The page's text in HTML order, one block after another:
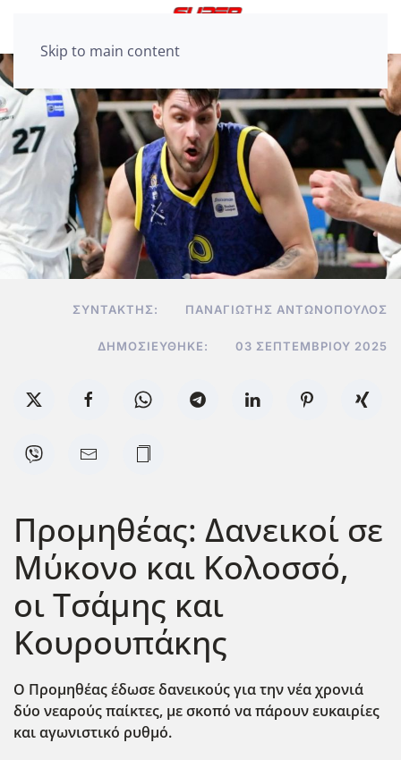
Skip to main content
ΣΥΝΤΆΚΤΗΣ: ΠΑΝΑΓΙΏΤΗΣ ΑΝΤΩΝΌΠΟΥΛΟΣ
ΔΗΜΟΣΙΕΎΘΗΚΕ: 03 ΣΕΠΤΕΜΒΡΊΟΥ 2025
Προμηθέας: Δανεικοί σε
Μύκονο και Κολοσσό,
οι Τσάμης και
Κουρουπάκης
Ο Προμηθέας έδωσε δανεικούς για την νέα χρονιά
δύο νεαρούς παίκτες, με σκοπό να πάρουν ευκαιρίες
και αγωνιστικό ρυθμό.